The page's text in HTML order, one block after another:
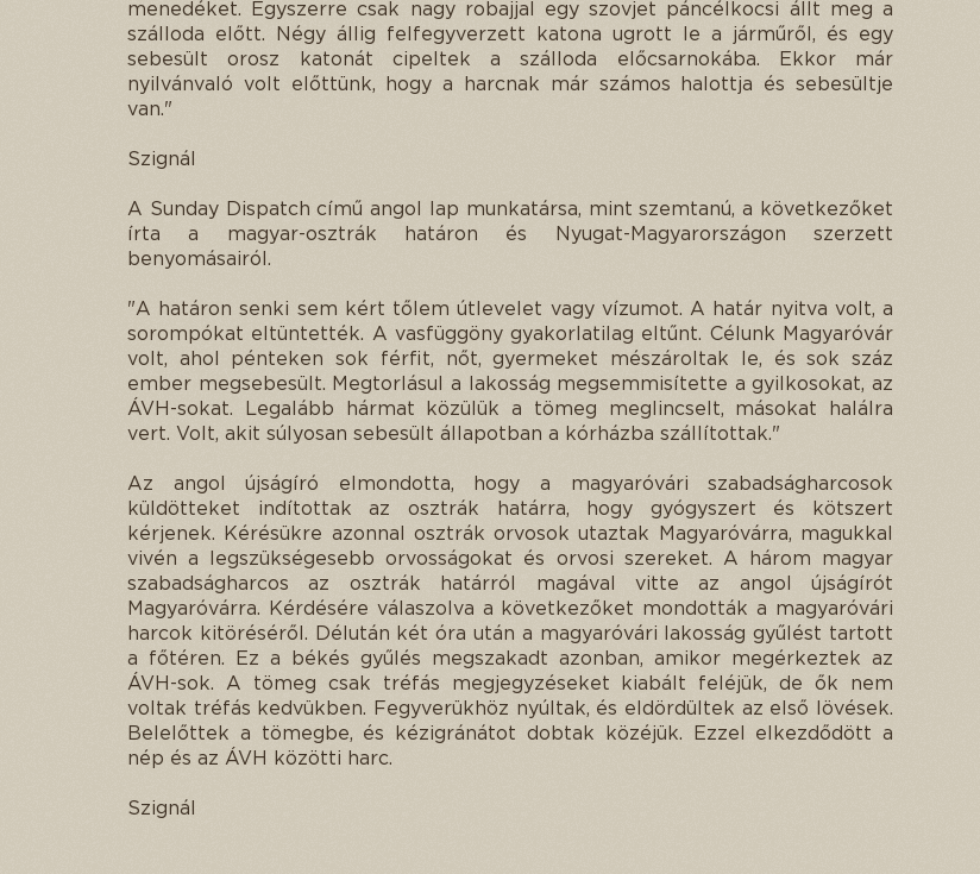
menedéket. Egyszerre csak nagy robajjal egy szovjet páncélkocsi állt meg a
szálloda előtt. Négy állig felfegyverzett katona ugrott le a járműről, és egy
sebesült orosz katonát cipeltek a szálloda előcsarnokába. Ekkor már
nyilvánvaló volt előttünk, hogy a harcnak már számos halottja és sebesültje
van."
Szignál
A Sunday Dispatch című angol lap munkatársa, mint szemtanú, a következőket
írta a magyar-osztrák határon és Nyugat-Magyarországon szerzett
benyomásairól.
"A határon senki sem kért tőlem útlevelet vagy vízumot. A határ nyitva volt, a
sorompókat eltüntették. A vasfüggöny gyakorlatilag eltűnt. Célunk Magyaróvár
volt, ahol pénteken sok férfit, nőt, gyermeket mészároltak le, és sok száz
ember megsebesült. Megtorlásul a lakosság megsemmisítette a gyilkosokat, az
ÁVH-sokat. Legalább hármat közülük a tömeg meglincselt, másokat halálra
vert. Volt, akit súlyosan sebesült állapotban a kórházba szállítottak."
Az angol újságíró elmondotta, hogy a magyaróvári szabadságharcosok
küldötteket indítottak az osztrák határra, hogy gyógyszert és kötszert
kérjenek. Kérésükre azonnal osztrák orvosok utaztak Magyaróvárra, magukkal
vivén a legszükségesebb orvosságokat és orvosi szereket. A három magyar
szabadságharcos az osztrák határról magával vitte az angol újságírót
Magyaróvárra. Kérdésére válaszolva a következőket mondották a magyaróvári
harcok kitöréséről. Délután két óra után a magyaróvári lakosság gyűlést tartott
a főtéren. Ez a békés gyűlés megszakadt azonban, amikor megérkeztek az
ÁVH-sok. A tömeg csak tréfás megjegyzéseket kiabált feléjük, de ők nem
voltak tréfás kedvükben. Fegyverükhöz nyúltak, és eldördültek az első lövések.
Belelőttek a tömegbe, és kézigránátot dobtak közéjük. Ezzel elkezdődött a
nép és az ÁVH közötti harc.
Szignál